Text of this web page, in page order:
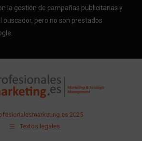
la gestión de campañas publicitarias y
buscador, pero no son prestados
2025
Textos legales